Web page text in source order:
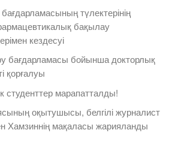
түлектерінің
бақылау
кездесуі
бағдарламасы бойынша докторлық
қорғалуы
студенттер марапатталды!
оқытушысы, белгілі журналист
Хамзиннің мақаласы жарияланды